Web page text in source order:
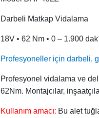
Darbeli Matkap Vidalama
18V • 62 Nm • 0 – 1.900
Profesyoneller için darbeli,
Profesyonel vidalama ve
62Nm. Montajcılar,
Kullanım amacı: Bu alet